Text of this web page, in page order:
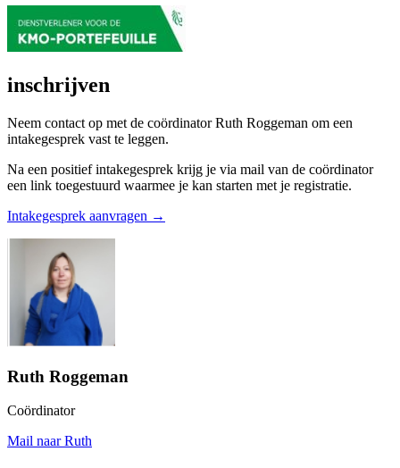
inschrijven
Neem contact op met de coördinator Ruth Roggeman om een
intake­gesprek vast te leggen.
Na een positief intakegesprek krijg je via mail van de coördinator
een link toegestuurd waarmee je kan starten met je registratie.
Intakegesprek aanvragen →
Ruth Roggeman
Coördinator
Mail naar Ruth